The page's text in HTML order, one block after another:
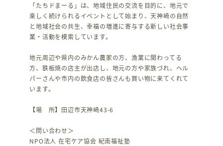
「たちドまーる」は、地域住民の交流を目的に、地元で
楽しく続けられるイベントとして始まり、天神崎の自然
と地域社会の共生、幸福の増進に寄与する新しい社会事
業・活動を模索しています。
地元周辺や県内のみかん農家の方、漁業に関わってる
方、鉄板焼の店主が出店し、地元の方や家族づれ、ヘル
パーさんや市内の飲食店の皆さんも買い物に来てくれて
います。
【場 所】田辺市天神崎43-6
＜問い合わせ＞
NPO法人 在宅ケア協会 紀南福祉塾